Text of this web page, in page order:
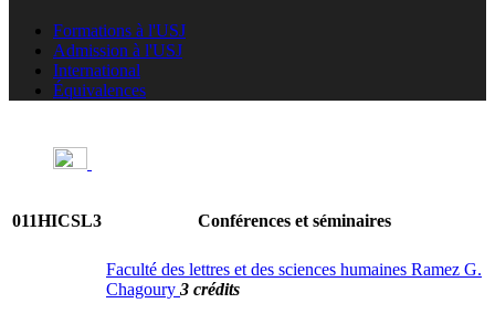
Formations à l'USJ
Admission à l'USJ
International
Équivalences
011HICSL3 Conférences et séminaires
Faculté des lettres et des sciences humaines Ramez G.
Chagoury 3 crédits